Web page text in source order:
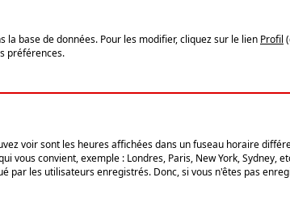
base de données. Pour les modifier, cliquez sur le lien Profil
préférences.
voir sont les heures affichées dans un fuseau horaire
vous convient, exemple : Londres, Paris, New York, Sydney,
les utilisateurs enregistrés. Donc, si vous n'êtes pas